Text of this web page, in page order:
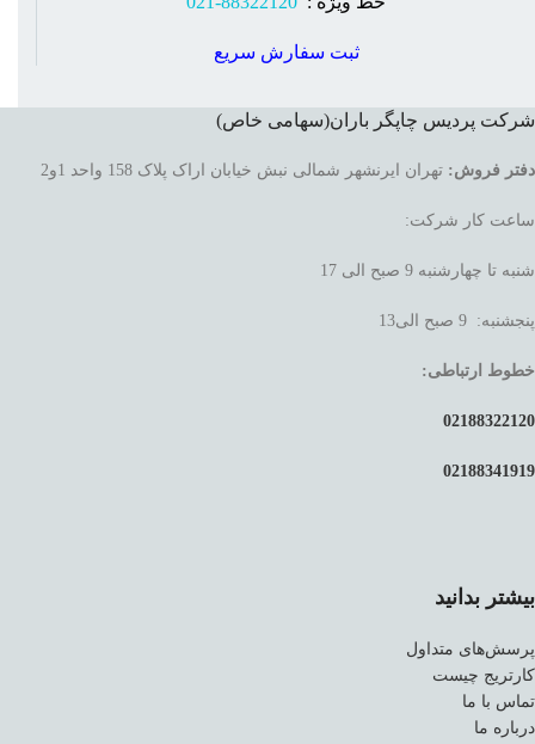
ثبت سفارش سریع
شرکت پردیس چاپگر باران(سهامی خاص)
دفتر فروش: تهران ایرنشهر شمالی نبش خیابان اراک پلاک 158 واحد 1و2
ساعت کار شرکت:
شنبه تا چهارشنبه 9 صبح الی 17
پنجشنبه: 9 صبح الی13
خطوط ارتباطی:
02188322120
02188341919
بیشتر بدانید
پرسش‌های متداول
کارتریج چیست
تماس با ما
درباره ما